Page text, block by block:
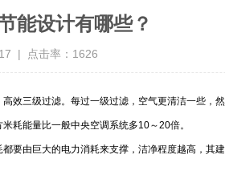
能设计有哪些？
| 点击率：1626
三级过滤。每过一级过滤，空气更清洁一些，
耗能量比一般中央空调系统多10～20倍。
要由巨大的电力消耗来支撑，洁净程度越高，其